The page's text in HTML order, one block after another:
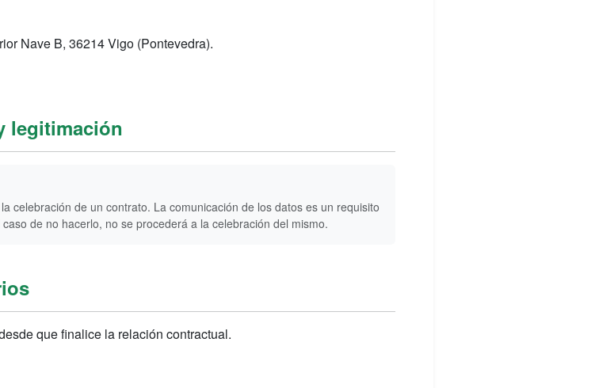
Nave B, 36214 Vigo (Pontevedra).
legitimación
celebración de un contrato. La comunicación de los datos es un requisito
de no hacerlo, no se procederá a la celebración del mismo.
que finalice la relación contractual.